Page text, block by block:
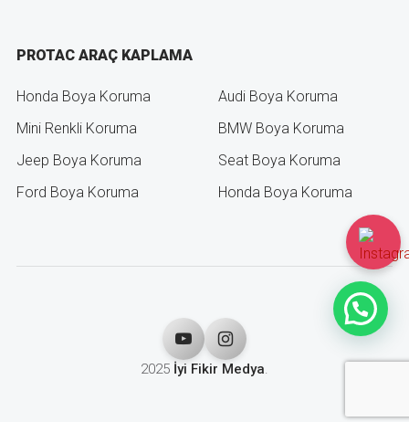
PROTAC ARAÇ KAPLAMA
Honda Boya Koruma
Audi Boya Koruma
Mini Renkli Koruma
BMW Boya Koruma
Jeep Boya Koruma
Seat Boya Koruma
Ford Boya Koruma
Honda Boya Koruma
2025 İyi Fikir Medya.